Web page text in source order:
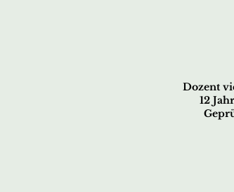
Dozent
12